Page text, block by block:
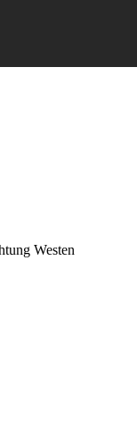
Westen